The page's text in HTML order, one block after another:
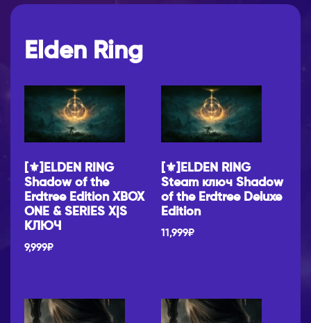
Elden Ring
[⚜]ELDEN RING
Shadow of the
Erdtree Edition XBOX
ONE & SERIES X|S
КЛЮЧ
9,999₽
[⚜]ELDEN RING
Steam ключ Shadow
of the Erdtree Deluxe
Edition
11,999₽